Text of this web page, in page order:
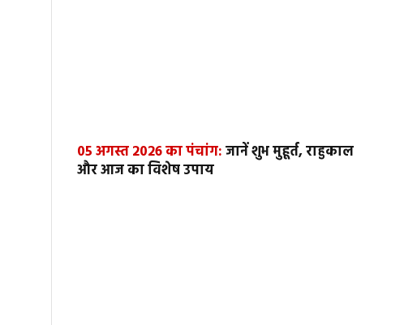
05 अगस्त 2026 का पंचांग:जानें शुभ मुहूर्त, राहुकाल
और आज का विशेष उपाय